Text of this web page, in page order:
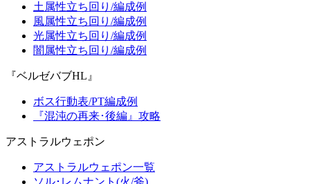
土属性立ち回り/編成例
風属性立ち回り/編成例
光属性立ち回り/編成例
闇属性立ち回り/編成例
『ベルゼバブHL』
ボス行動表/PT編成例
『混沌の再来･後編』攻略
アストラルウェポン
アストラルウェポン一覧
ソル･レムナント(火/斧)